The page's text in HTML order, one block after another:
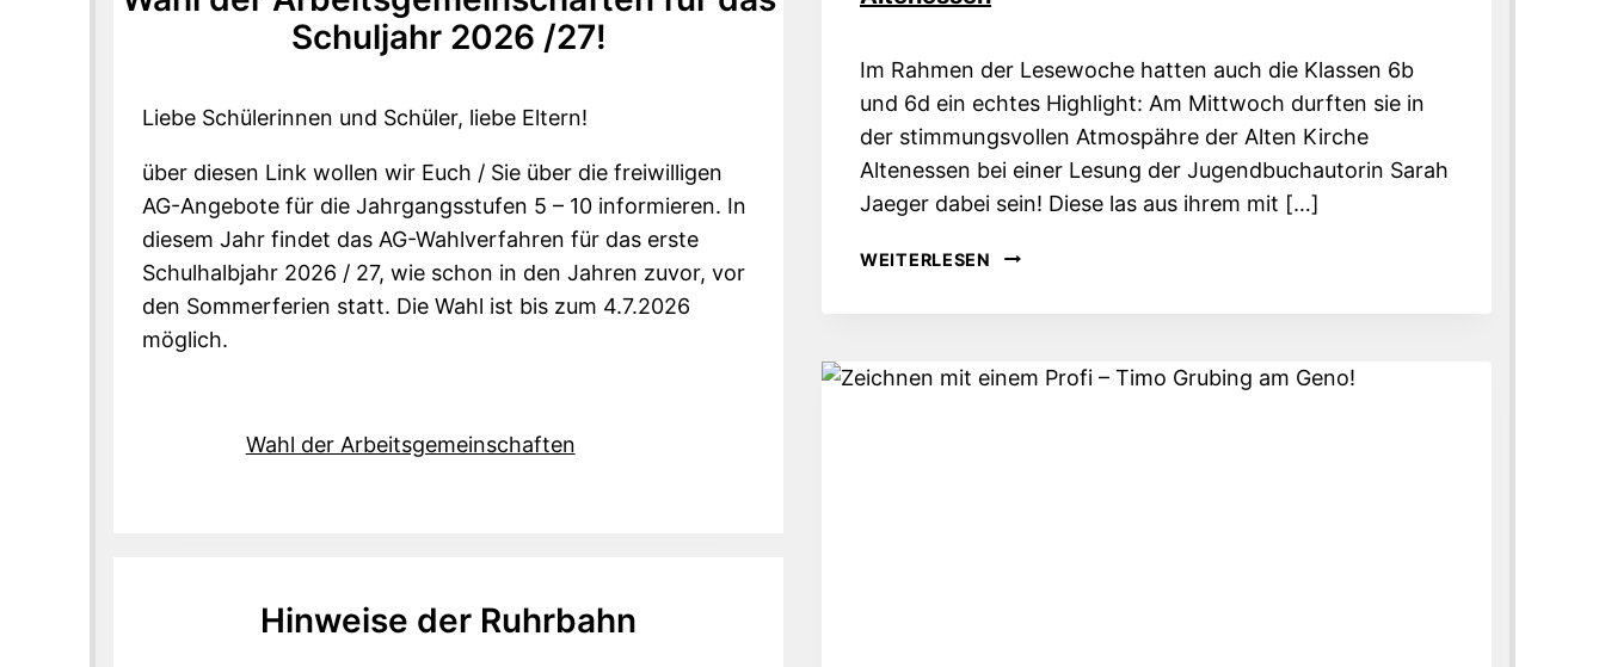
Schuljahr 2026 /27!
Liebe Schülerinnen und Schüler, liebe Eltern!
über diesen Link wollen wir Euch / Sie über die freiwilligen
AG-Angebote für die Jahrgangsstufen 5 – 10 informieren. In
diesem Jahr findet das AG-Wahlverfahren für das erste
Schulhalbjahr 2026 / 27, wie schon in den Jahren zuvor, vor
den Sommerferien statt. Die Wahl ist bis zum 4.7.2026
möglich.
Wahl der Arbeitsgemeinschaften
Hinweise der Ruhrbahn
Im Rahmen der Lesewoche hatten auch die Klassen 6b
und 6d ein echtes Highlight: Am Mittwoch durften sie in
der stimmungsvollen Atmospähre der Alten Kirche
Altenessen bei einer Lesung der Jugendbuchautorin Sarah
Jaeger dabei sein! Diese las aus ihrem mit […]
WEITERLESEN
„UND
HOCH!“